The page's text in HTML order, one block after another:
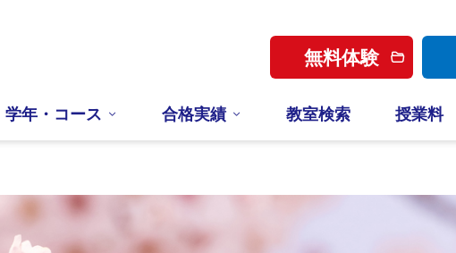
無料体験
学年・コース 合格実績 教室検索 授業料